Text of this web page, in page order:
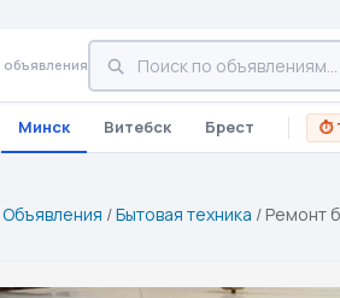
объявления
Минск Витебск Брест ⏱
Объявления /Бытовая техника / Ремонт